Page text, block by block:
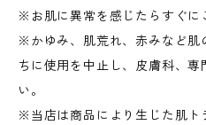
※お肌に異常を感じたらすぐに
※かゆみ、肌荒れ、赤みなど肌
ちに使用を中止し、皮膚科、
い。
※当店は商品により生じた肌ト